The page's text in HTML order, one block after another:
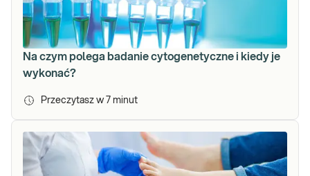
Na czym polega badanie cytogenetyczne i kiedy je
wykonać?
Przeczytasz w 7 minut